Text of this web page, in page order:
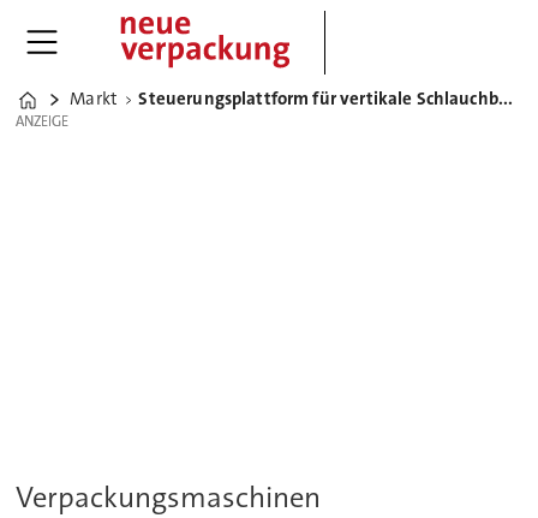
Home
Markt Steuerungsplattform für vertikale Schlauchbeutel-Verpackungsanlage
ANZEIGE
ANZEIGE
Verpackungsmaschinen